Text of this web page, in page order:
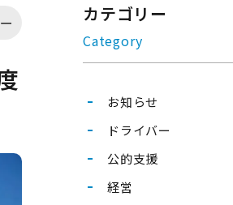
カテゴリー
Category
お知らせ
ドライバー
公的支援
経営